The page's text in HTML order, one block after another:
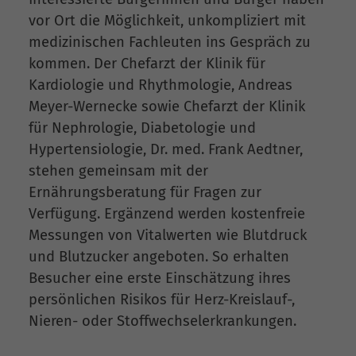
vor Ort die Möglichkeit, unkompliziert mit
medizinischen Fachleuten ins Gespräch zu
kommen. Der Chefarzt der Klinik für
Kardiologie und Rhythmologie, Andreas
Meyer-Wernecke sowie Chefarzt der Klinik
für Nephrologie, Diabetologie und
Hypertensiologie, Dr. med. Frank Aedtner,
stehen gemeinsam mit der
Ernährungsberatung für Fragen zur
Verfügung. Ergänzend werden kostenfreie
Messungen von Vitalwerten wie Blutdruck
und Blutzucker angeboten. So erhalten
Besucher eine erste Einschätzung ihres
persönlichen Risikos für Herz-Kreislauf-,
Nieren- oder Stoffwechselerkrankungen.